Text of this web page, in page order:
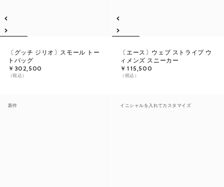
〔グッチ ジリオ〕スモール トー
トバッグ
￥302,500
（税込）
〔エース〕ウェブ ストライプ ウ
ィメンズ スニーカー
￥115,500
（税込）
新作 イニシャルを入れてカスタマイズ